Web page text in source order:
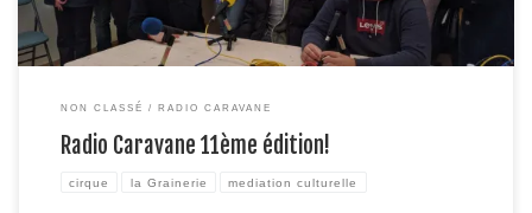
NON CLASSÉ RADIO CARAVANE
Radio Caravane 11ème édition!
cirque la Grainerie mediation culturelle